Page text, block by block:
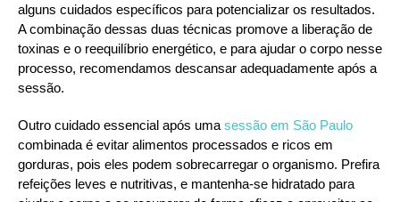
alguns cuidados específicos para potencializar os resultados.
A combinação dessas duas técnicas promove a liberação de
toxinas e o reequilíbrio energético, e para ajudar o corpo nesse
processo, recomendamos descansar adequadamente após a
sessão.
Outro cuidado essencial após uma sessão em São Paulo
combinada é evitar alimentos processados e ricos em
gorduras, pois eles podem sobrecarregar o organismo. Prefira
refeições leves e nutritivas, e mantenha-se hidratado para